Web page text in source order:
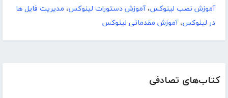
کتاب‌های تصادفی
آموزش نصب لینوکس،آموزش دستورات لینوکس، مدیریت فایل ها
در لینوکس،آموزش مقدماتی لینوکس